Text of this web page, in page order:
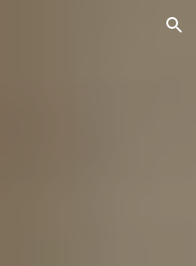
Skip to navigation